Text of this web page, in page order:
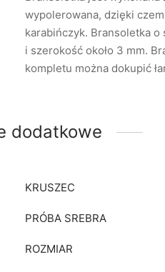
wypolerowana, dzięki
karabińczyk. Bransoletka
i szerokość około 3 mm.
kompletu można dokupić
dodatkowe
KRUSZEC
PRÓBA SREBRA
ROZMIAR